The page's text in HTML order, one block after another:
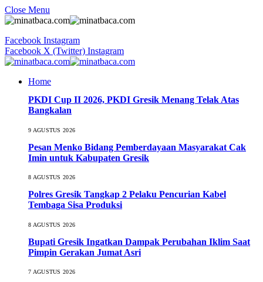
Close Menu
Facebook Instagram
Facebook X (Twitter) Instagram
Home
PKDI Cup II 2026, PKDI Gresik Menang Telak Atas
Bangkalan
9 AGUSTUS 2026
Pesan Menko Bidang Pemberdayaan Masyarakat Cak
Imin untuk Kabupaten Gresik
8 AGUSTUS 2026
Polres Gresik Tangkap 2 Pelaku Pencurian Kabel
Tembaga Sisa Produksi
8 AGUSTUS 2026
Bupati Gresik Ingatkan Dampak Perubahan Iklim Saat
Pimpin Gerakan Jumat Asri
7 AGUSTUS 2026